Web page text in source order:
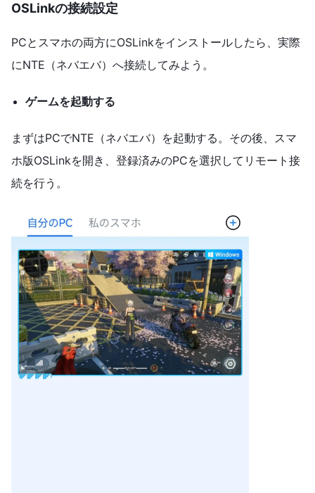
OSLinkの接続設定
PCとスマホの両方にOSLinkをインストールしたら、実際
にNTE（ネバエバ）へ接続してみよう。
ゲームを起動する
まずはPCでNTE（ネバエバ）を起動する。その後、スマ
ホ版OSLinkを開き、登録済みのPCを選択してリモート接
続を行う。